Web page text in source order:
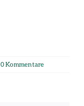
0 Kommentare